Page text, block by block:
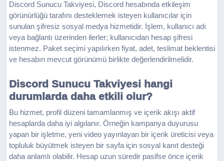
Discord Sunucu Takviyesi, Discord hesabında etkileşim
görünürlüğü tarafını desteklemek isteyen kullanıcılar için
sunulan şifresiz sosyal medya hizmetidir. İşlem, kullanıcı adı
veya bağlantı üzerinden ilerler; kullanıcıdan hesap şifresi
istenmez. Paket seçimi yapılırken fiyat, adet, teslimat beklentisi
ve hesabın mevcut görünümü birlikte değerlendirilmelidir.
Discord Sunucu Takviyesi hangi
durumlarda daha etkili olur?
Bu hizmet, profil düzeni tamamlanmış ve içerik akışı aktif
hesaplarda daha iyi algılanır. Örneğin kampanya duyurusu
yapan bir işletme, yeni video yayınlayan bir içerik üreticisi veya
topluluk büyütmek isteyen bir sayfa için sosyal kanıt desteği
daha anlamlı olabilir. Hesap uzun süredir pasifse önce içerik